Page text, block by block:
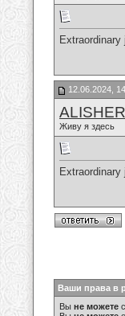
12.06.2024,
Живу я здесь
Ваши права в
Вы не можете